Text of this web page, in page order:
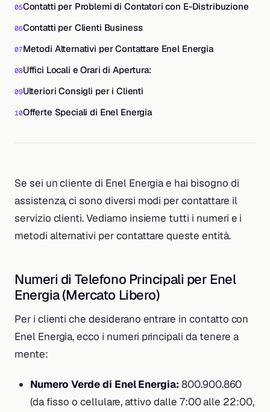
Contatti per Problemi di Contatori con E-Distribuzione
Contatti per Clienti Business
Metodi Alternativi per Contattare Enel Energia
Uffici Locali e Orari di Apertura:
Ulteriori Consigli per i Clienti
Offerte Speciali di Enel Energia
Se sei un cliente di Enel Energia e hai bisogno di
assistenza, ci sono diversi modi per contattare il
servizio clienti. Vediamo insieme tutti i numeri e i
metodi alternativi per contattare queste entità.
Numeri di Telefono Principali per Enel
Energia (Mercato Libero)
Per i clienti che desiderano entrare in contatto con
Enel Energia, ecco i numeri principali da tenere a
mente:
Numero Verde di Enel Energia: 800.900.860
(da fisso o cellulare, attivo dalle 7:00 alle 22:00,